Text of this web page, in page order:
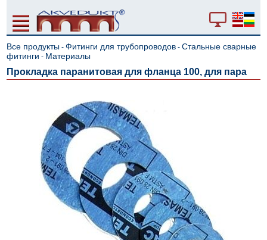
Все продукты -Фитинги для трубопроводов -Стальные сварные
фитинги - Материалы
Прокладка паранитовая для фланца 100, для пара